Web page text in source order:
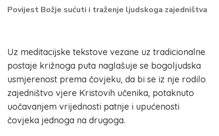
Povijest Božje sućuti i traženje ljudskoga zajedništva
Uz meditacijske tekstove vezane uz tradicionalne
postaje križnoga puta naglašuje se bogoljudska
usmjerenost prema čovjeku, da bi se iz nje rodilo
zajedništvo vjere Kristovih učenika, potaknuto
uočavanjem vrijednosti patnje i upućenosti
čovjeka jednoga na drugoga.